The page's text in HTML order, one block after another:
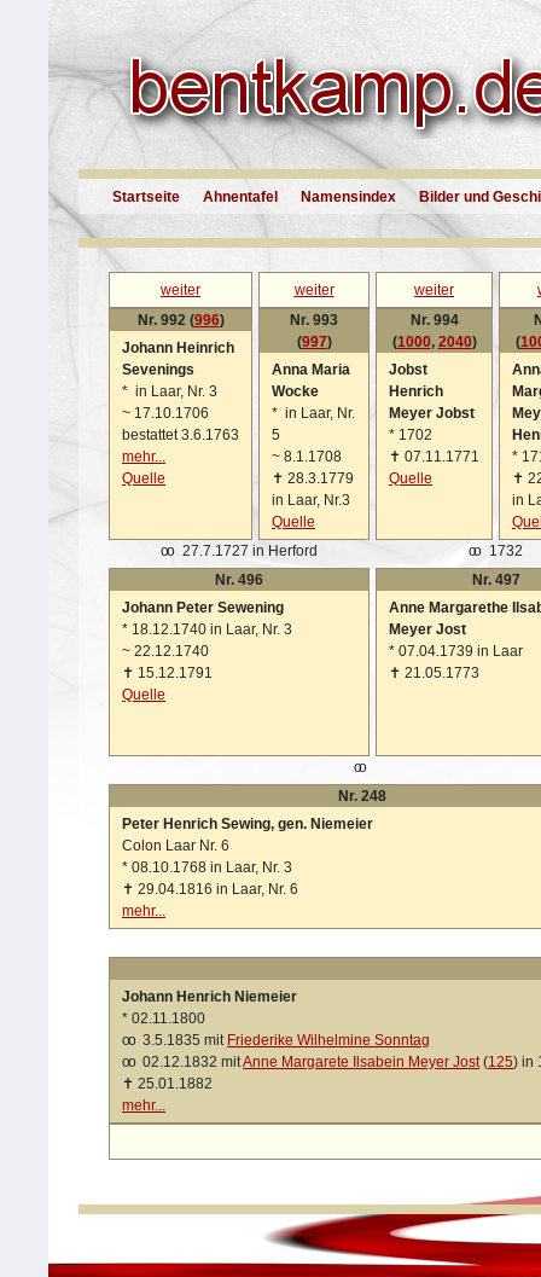
Startseite Ahnentafel Namensindex Bilder und
weiter weiter weiter
Nr. 992 (996)
Johann Heinrich
Sevenings
* in Laar, Nr. 3
~ 17.10.1706
bestattet 3.6.1763
mehr...
Quelle
Nr. 993
(997)
Anna Maria
Wocke
* in Laar, Nr.
5
~ 8.1.1708
✝ 28.3.1779
in Laar, Nr.3
Quelle
Nr. 994
(1000, 2040)
Jobst
Henrich
Meyer Jobst
* 1702
✝ 07.11.1771
Quelle
(
*
✝
in
oo
27.7.1727 in Herford oo
1732
Nr. 496
Johann Peter Sewening
* 18.12.1740 in Laar, Nr. 3
~ 22.12.1740
✝ 15.12.1791
Quelle
Nr. 497
Anne Margarethe
Meyer Jost
* 07.04.1739 in Laar
✝ 21.05.1773
oo
Nr. 248
Peter Henrich Sewing, gen. Niemeier
Colon Laar Nr. 6
* 08.10.1768 in Laar, Nr. 3
✝ 29.04.1816 in Laar, Nr. 6
mehr...
Johann Henrich Niemeier
* 02.11.1800
oo 3.5.1835 mit Friederike Wilhelmine Sonntag
oo 02.12.1832 mitAnne Margarete Ilsabein Meyer Jost(125) in
✝ 25.01.1882
mehr...